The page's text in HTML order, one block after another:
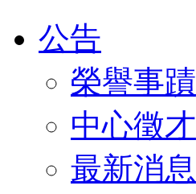
公告
榮譽事蹟
中心徵才
最新消息